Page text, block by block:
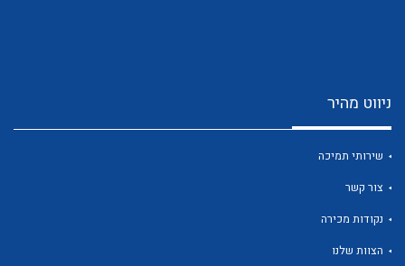
ניווט מהיר
שירותי תמיכה
צור קשר
נקודות מכירה
הצוות שלנו